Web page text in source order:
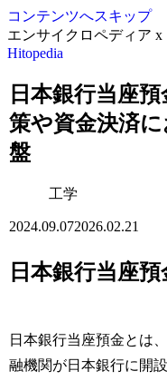
コンテンツへスキップ
エンサイクロペディア x
Hitopedia
日本銀行当座
策や資金決済
盤
工学
2024.09.072026.02.21
日本銀行当座預
日本銀行当座預金とは
融機関が日本銀行に開